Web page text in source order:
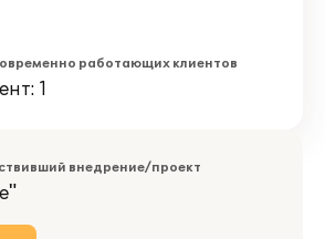
работающих клиентов
1
внедрение/проект